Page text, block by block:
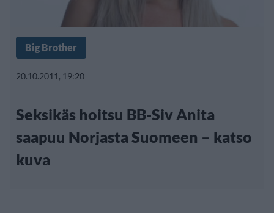
Big Brother
20.10.2011, 19:20
Seksikäs hoitsu BB-Siv Anita
saapuu Norjasta Suomeen – katso
kuva